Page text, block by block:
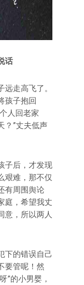
话
走高飞了。
孩子抱回
人回老家
？”丈夫低声
子后，才发现
艰难，那不仅
有周围舆论
庭，希望我丈
意，所以两人
下的错误自己
要管呢！然
”的小男婴，